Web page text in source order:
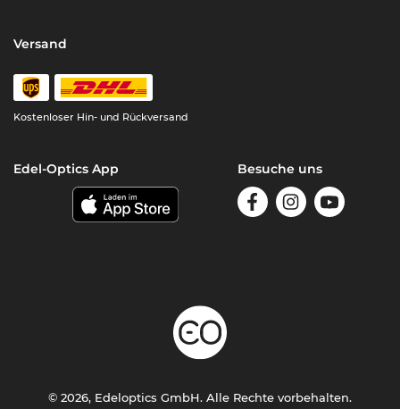
Versand
Kostenloser Hin- und Rückversand
Edel-Optics App Besuche uns
© 2026, Edeloptics GmbH. Alle Rechte vorbehalten.